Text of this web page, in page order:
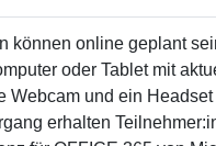
können online geplant
oder Tablet mit
Webcam und ein Headset
erhalten